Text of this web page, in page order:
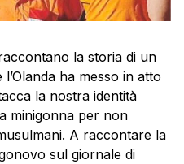
la storia di un
ha messo in atto
la nostra identità
minigonna per non
A raccontare la
sul giornale di